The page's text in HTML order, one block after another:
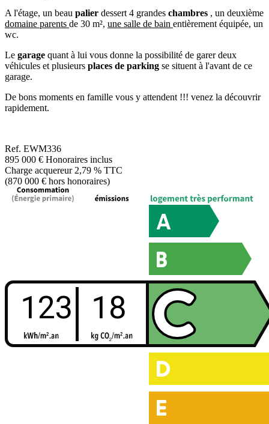
A l'étage, un beau palier dessert 4 grandes chambres , un deuxième
domaine parents de 30 m², une salle de bain entièrement équipée, un
wc.
Le garage quant à lui vous donne la possibilité de garer deux
véhicules et plusieurs places de parking se situent à l'avant de ce
garage.
De bons moments en famille vous y attendent !!! venez la découvrir
rapidement.
Ref. EWM336
895 000 € Honoraires inclus
Charge acquereur 2,79 % TTC
(870 000 € hors honoraires)
123 18